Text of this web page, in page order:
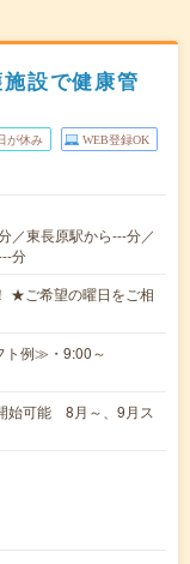
設で健康管
が休み WEB登録OK
／東長原駅から---分／
分
★ご希望の曜日をご相
ト例≫・9:00～
始可能 8月～、9月ス